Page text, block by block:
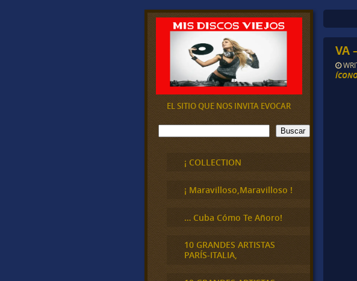
VA
EL SITIO QUE NOS INVITA EVOCAR
B
u
Buscar
¡ COLLECTION
¡ Maravilloso,Maravilloso !
… Cuba Cómo Te Añoro!
10 GRANDES ARTISTAS
PARÍS-ITALIA,